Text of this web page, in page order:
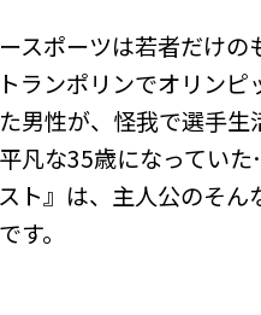
スポーツは若者だけの
ランポリンでオリンピ
男性が、怪我で選手生
凡な35歳になってい
ト』は、主人公のそん
す。